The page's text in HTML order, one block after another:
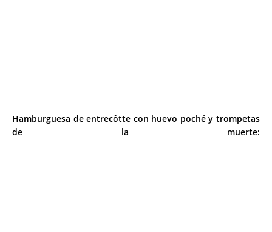
Hamburguesa de entrecôtte con huevo poché y trompetas
de la muerte: